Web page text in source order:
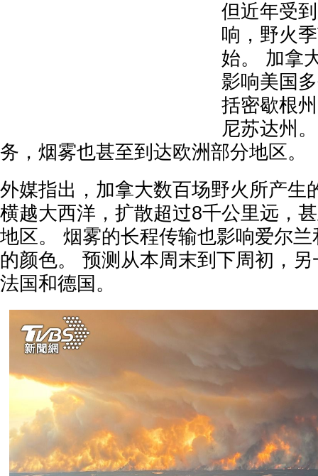
但近年受
响，野火
始。 加拿
影响美国
括密歇根
尼苏达州
务，烟雾也甚至到达欧洲部分地区。
外媒指出，加拿大数百场野火所产生
横越大西洋，扩散超过8千公里远，
地区。 烟雾的长程传输也影响爱尔
的颜色。 预测从本周末到下周初，
法国和德国。